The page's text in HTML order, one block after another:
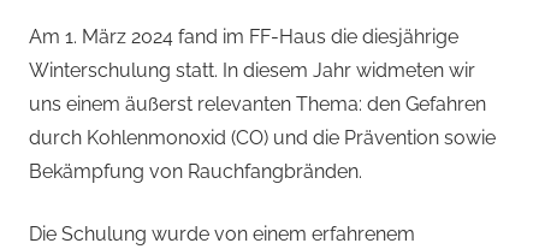
Am 1. März 2024 fand im FF-Haus die diesjährige
Winterschulung statt. In diesem Jahr widmeten wir
uns einem äußerst relevanten Thema: den Gefahren
durch Kohlenmonoxid (CO) und die Prävention sowie
Bekämpfung von Rauchfangbränden.
Die Schulung wurde von einem erfahrenem